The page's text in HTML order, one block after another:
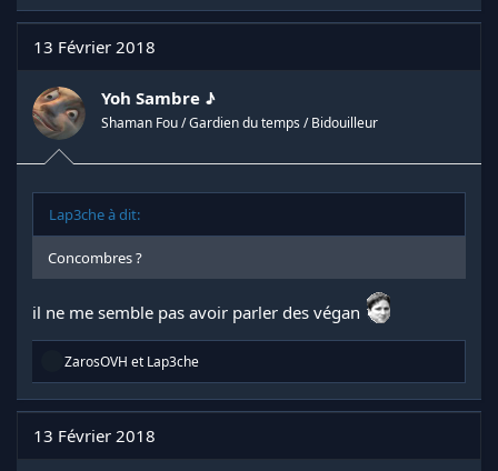
13 Février 2018
Yoh Sambre ♪
Shaman Fou / Gardien du temps / Bidouilleur
Lap3che à dit:
Concombres ?
il ne me semble pas avoir parler des végan
R
a
c
t
ZarosOVH et Lap3che
13 Février 2018